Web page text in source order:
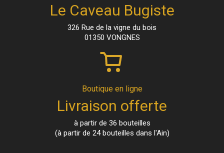
Le Caveau Bugiste
326 Rue de la vigne du bois
01350 VONGNES
Boutique en ligne
Livraison offerte
à partir de 36 bouteilles
(à partir de 24 bouteilles dans l'Ain)